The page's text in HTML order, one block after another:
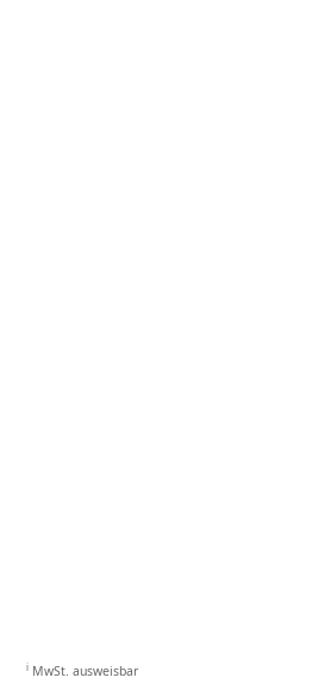
i MwSt. ausweisbar